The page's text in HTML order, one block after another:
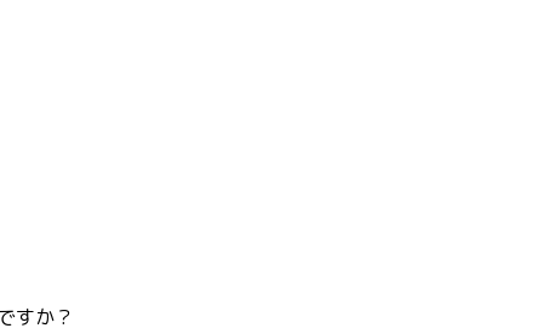
すか？